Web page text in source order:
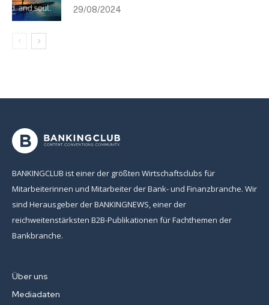
Bleiben Sie informiert
Anmeldung reicht Ihre Mailadresse und natürlich können Sie sich von
[sibwp_form id=1]
29/08/2024
BANKINGCLUB ist einer der größten Wirtschaftsclubs für
Mitarbeiterinnen und Mitarbeiter der Bank- und Finanzbranche. Wir
sind Herausgeber der BANKINGNEWS, einer der
reichweitenstärksten B2B-Publikationen für Fachthemen der
Bankbranche.
Über uns
Mediadaten